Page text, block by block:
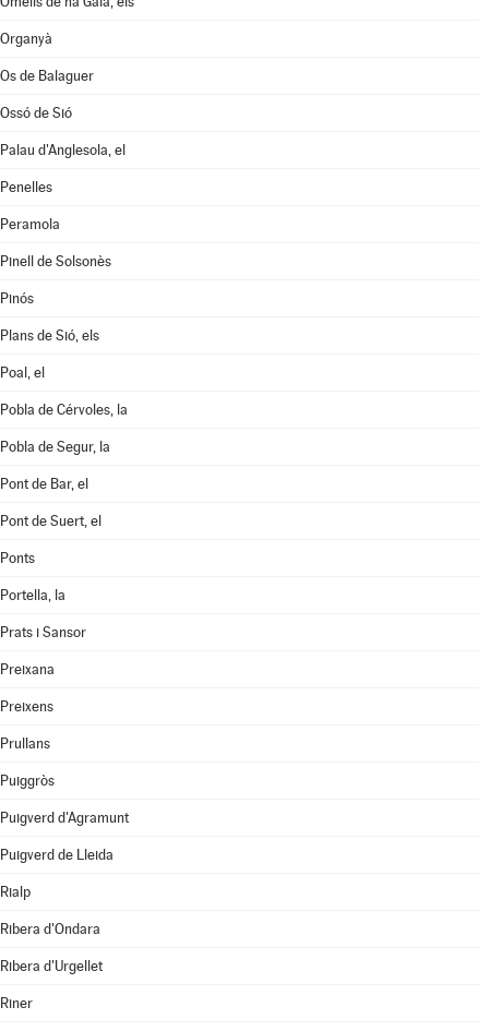
Organyà
Os de Balaguer
Ossó de Sió
Palau d'Anglesola, el
Penelles
Peramola
Pinell de Solsonès
Pinós
Plans de Sió, els
Poal, el
Pobla de Cérvoles, la
Pobla de Segur, la
Pont de Bar, el
Pont de Suert, el
Ponts
Portella, la
Prats i Sansor
Preixana
Preixens
Prullans
Puiggròs
Puigverd d'Agramunt
Puigverd de Lleida
Rialp
Ribera d'Ondara
Ribera d'Urgellet
Riner